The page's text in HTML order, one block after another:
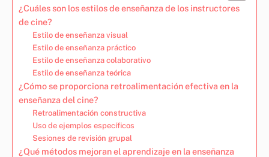
¿Cuáles son los estilos de enseñanza de los instructores
de cine?
Estilo de enseñanza visual
Estilo de enseñanza práctico
Estilo de enseñanza colaborativo
Estilo de enseñanza teórica
¿Cómo se proporciona retroalimentación efectiva en la
enseñanza del cine?
Retroalimentación constructiva
Uso de ejemplos específicos
Sesiones de revisión grupal
¿Qué métodos mejoran el aprendizaje en la enseñanza